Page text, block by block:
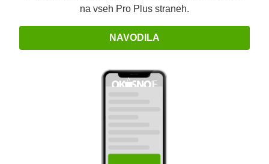
na vseh Pro Plus straneh.
NAVODILA